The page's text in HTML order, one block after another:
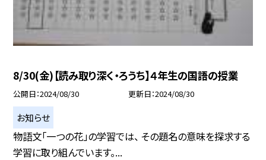
8/30(金)【読み取り深く・ろうち】４年生の国語の授業
公開日 2024/08/30 更新日 2024/08/30
お知らせ
物語文「一つの花」の学習では、 その題名の意味を探求する
学習に取り組んでいます。...